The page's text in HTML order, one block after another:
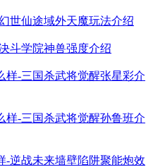
世仙途域外天魔玩法介绍
斗学院神兽强度介绍
样-三国杀武将觉醒张星彩介
样-三国杀武将觉醒孙鲁班介
-逆战未来墙壁陷阱聚能炮效